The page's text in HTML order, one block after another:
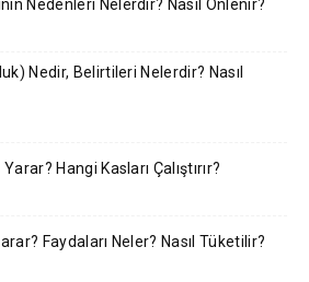
Nedenleri Nelerdir? Nasıl Önlenir?
Nedir, Belirtileri Nelerdir? Nasıl
Hangi Kasları Çalıştırır?
Faydaları Neler? Nasıl Tüketilir?